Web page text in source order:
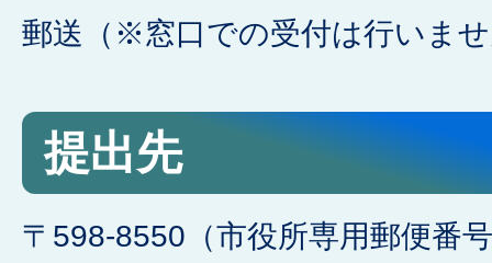
郵送（※窓口での受付は行いま
提出先
〒598-8550（市役所専用郵便番